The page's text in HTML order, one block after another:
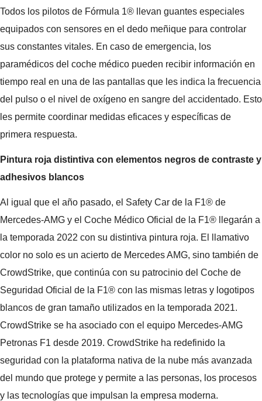
Todos los pilotos de Fórmula 1® llevan guantes especiales
equipados con sensores en el dedo meñique para controlar
sus constantes vitales. En caso de emergencia, los
paramédicos del coche médico pueden recibir información en
tiempo real en una de las pantallas que les indica la frecuencia
del pulso o el nivel de oxígeno en sangre del accidentado. Esto
les permite coordinar medidas eficaces y específicas de
primera respuesta.
Pintura roja distintiva con elementos negros de contraste y
adhesivos blancos
Al igual que el año pasado, el Safety Car de la F1® de
Mercedes-AMG y el Coche Médico Oficial de la F1® llegarán a
la temporada 2022 con su distintiva pintura roja. El llamativo
color no solo es un acierto de Mercedes AMG, sino también de
CrowdStrike, que continúa con su patrocinio del Coche de
Seguridad Oficial de la F1® con las mismas letras y logotipos
blancos de gran tamaño utilizados en la temporada 2021.
CrowdStrike se ha asociado con el equipo Mercedes-AMG
Petronas F1 desde 2019. CrowdStrike ha redefinido la
seguridad con la plataforma nativa de la nube más avanzada
del mundo que protege y permite a las personas, los procesos
y las tecnologías que impulsan la empresa moderna.